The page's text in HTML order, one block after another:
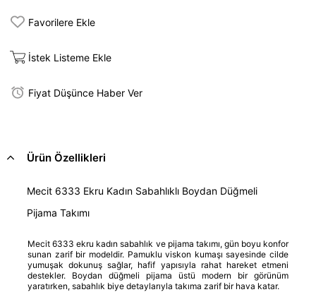
Favorilere Ekle
İstek Listeme Ekle
Fiyat Düşünce Haber Ver
Ürün Özellikleri
Mecit 6333 Ekru Kadın Sabahlıklı Boydan Düğmeli
Pijama Takımı
Mecit 6333 ekru kadın sabahlık ve pijama takımı, gün boyu konfor
sunan zarif bir modeldir. Pamuklu viskon kumaşı sayesinde cilde
yumuşak dokunuş sağlar, hafif yapısıyla rahat hareket etmeni
destekler. Boydan düğmeli pijama üstü modern bir görünüm
yaratırken, sabahlık biye detaylarıyla takıma zarif bir hava katar.